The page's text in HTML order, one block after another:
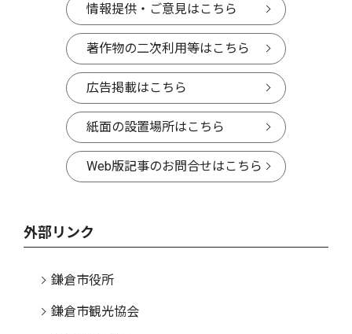
情報提供・ご意見はこちら
著作物の二次利用等はこちら
広告掲載はこちら
紙面の設置場所はこちら
Web版記事のお問合せはこちら
外部リンク
鎌倉市役所
鎌倉市観光協会